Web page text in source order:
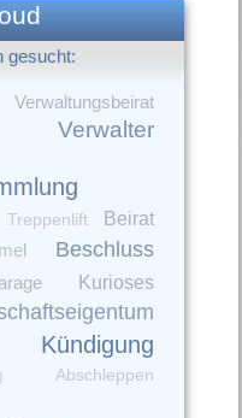
gesucht:
Verwaltungsbeirat
Verwalter
Treppenlift Beirat
Beschluss
Kurioses
Kündigung
Abschleppen